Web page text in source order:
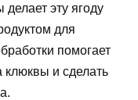
эту ягоду
для
помогает
клюквы и сделать